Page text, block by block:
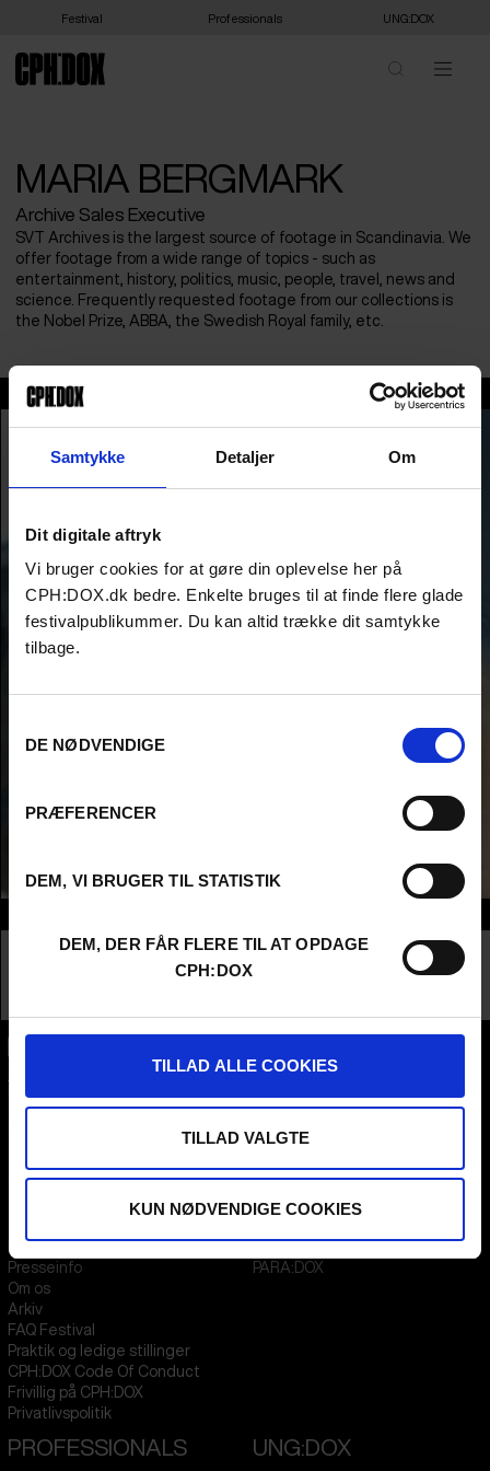
Samtykke Detaljer Om
Dit digitale aftryk
Vi bruger cookies for at gøre din oplevelse her på
CPH:DOX.dk bedre. Enkelte bruges til at finde flere glade
festivalpublikummer. Du kan altid trække dit samtykke
tilbage.
DE NØDVENDIGE
PRÆFERENCER
DEM, VI BRUGER TIL STATISTIK
DEM, DER FÅR FLERE TIL AT OPDAGE
CPH:DOX
TILLAD ALLE COOKIES
TILLAD VALGTE
KUN NØDVENDIGE COOKIES
Festival Professionals UNG:DOX
MARIA BERGMARK
Archive Sales Executive
SVT Archives is the largest source of footage in Scandinavia. We
offer footage from a wide range of topics - such as
entertainment, history, politics, music, people, travel, news and
science. Frequently requested footage from our collections is
the Nobel Prize, ABBA, the Swedish Royal family, etc.
Maria Bergmark
Nationalitet
Sweden
Sveriges Television
Flæsketorvet 60, 3s
1711Copenhagen V
CVR31285569
FESTIVAL 2026 DA
Presseinfo
Om os
Arkiv
FAQ Festival
Praktik og ledige stillinger
CPH:DOX Code Of Conduct
Frivillig på CPH:DOX
Privatlivspolitik
STREAMING
PARA:DOX
PROFESSIONALS UNG:DOX